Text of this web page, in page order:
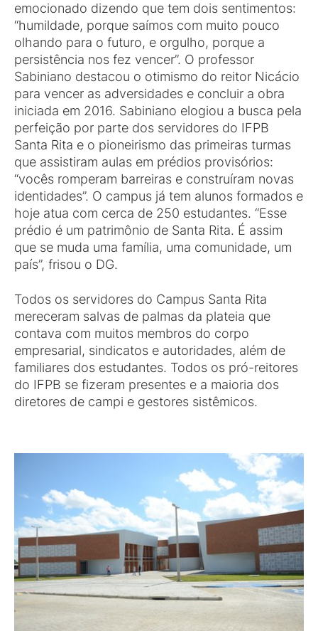
emocionado dizendo que tem dois sentimentos:
“humildade, porque saímos com muito pouco
olhando para o futuro, e orgulho, porque a
persistência nos fez vencer”. O professor
Sabiniano destacou o otimismo do reitor Nicácio
para vencer as adversidades e concluir a obra
iniciada em 2016. Sabiniano elogiou a busca pela
perfeição por parte dos servidores do IFPB
Santa Rita e o pioneirismo das primeiras turmas
que assistiram aulas em prédios provisórios:
“vocês romperam barreiras e construíram novas
identidades”. O campus já tem alunos formados e
hoje atua com cerca de 250 estudantes. “Esse
prédio é um patrimônio de Santa Rita. É assim
que se muda uma família, uma comunidade, um
país”, frisou o DG.
Todos os servidores do Campus Santa Rita
mereceram salvas de palmas da plateia que
contava com muitos membros do corpo
empresarial, sindicatos e autoridades, além de
familiares dos estudantes. Todos os pró-reitores
do IFPB se fizeram presentes e a maioria dos
diretores de campi e gestores sistêmicos.